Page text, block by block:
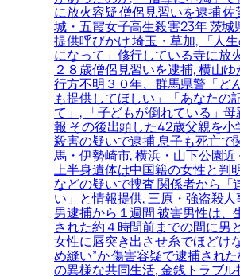
に放火容疑 僧侶見習いを逮捕 佐
城・五霞女子高生殺害23年 茨城
提供呼びかけ 埼玉・草加, 「人
になって」修行している寺に放
２８歳僧侶見習いを逮捕, 横山
行方不明３０年、群馬県警「ど
も提供してほしい」「あなたの
て」, 「子どもが倒れている」母
報 その後出頭した42歳父親を小
殺害の疑いで逮捕 息子も死亡で
馬・伊勢崎市, 横浜・山下公園
上半身遺体は中国籍の女性と判
などの疑いで捜査 関係者から「
い」と情報提供, 三原・強盗殺
男逮捕から１週間 被害男性は、
された約４時間前までの間に男
女性に唇突き出させ糸でほどけ
め縫い”か 傷害容疑で逮捕され
の異様な共同生活, 金銭トラブ